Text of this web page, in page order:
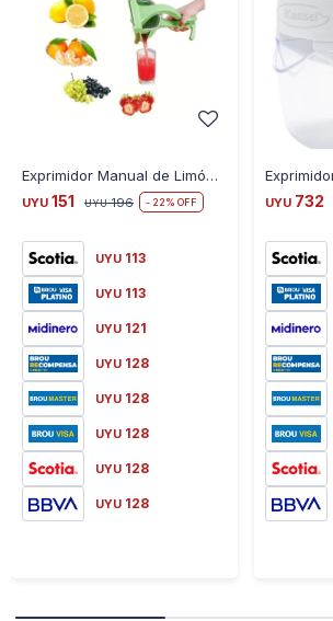
Exprimidor Manual de Limón GD-8 - VERDE
UYU 151 UYU 196 22
UYU 113
UYU 113
UYU 121
UYU 128
UYU 128
UYU 128
UYU 128
UYU 128
UYU 732